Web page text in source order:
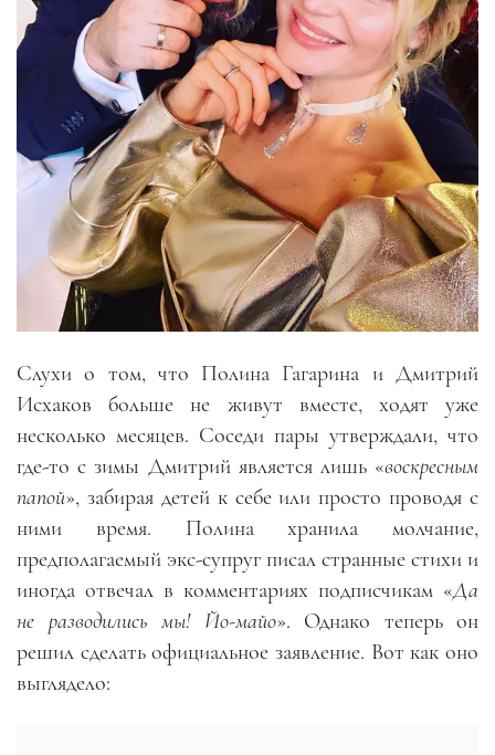
Слухи о том, что Полина Гагарина и Дмитрий
Исхаков больше не живут вместе, ходят уже
несколько месяцев. Соседи пары утверждали, что
где-то с зимы Дмитрий является лишь «воскресным
папой», забирая детей к себе или просто проводя с
ними время. Полина хранила молчание,
предполагаемый экс-супруг писал странные стихи и
иногда отвечал в комментариях подписчикам «Да
не разводились мы! Йо-майо». Однако теперь он
решил сделать официальное заявление. Вот как оно
выглядело: